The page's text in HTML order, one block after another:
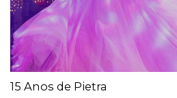
15 Anos de Pietra